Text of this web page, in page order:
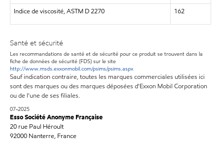
Indice de viscosité, ASTM D 2270 162
Santé et sécurité
Les recommandations de santé et de sécurité pour ce produit se trouvent dans la
fiche de données de sécurité (FDS) sur le site
http://www.msds.exxonmobil.com/psims/psims.aspx
Sauf indication contraire, toutes les marques commerciales utilisées ici
sont des marques ou des marques déposées d'Exxon Mobil Corporation
ou de l'une de ses filiales.
07-2025
Esso Société Anonyme Française
20 rue Paul Héroult
92000 Nanterre, France